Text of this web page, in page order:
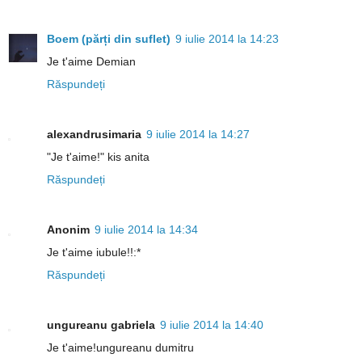
Boem (părți din suflet) 9 iulie 2014 la 14:23
Je t'aime Demian
Răspundeți
alexandrusimaria 9 iulie 2014 la 14:27
"Je t'aime!" kis anita
Răspundeți
Anonim 9 iulie 2014 la 14:34
Je t'aime iubule!!:*
Răspundeți
ungureanu gabriela 9 iulie 2014 la 14:40
Je t'aime!ungureanu dumitru